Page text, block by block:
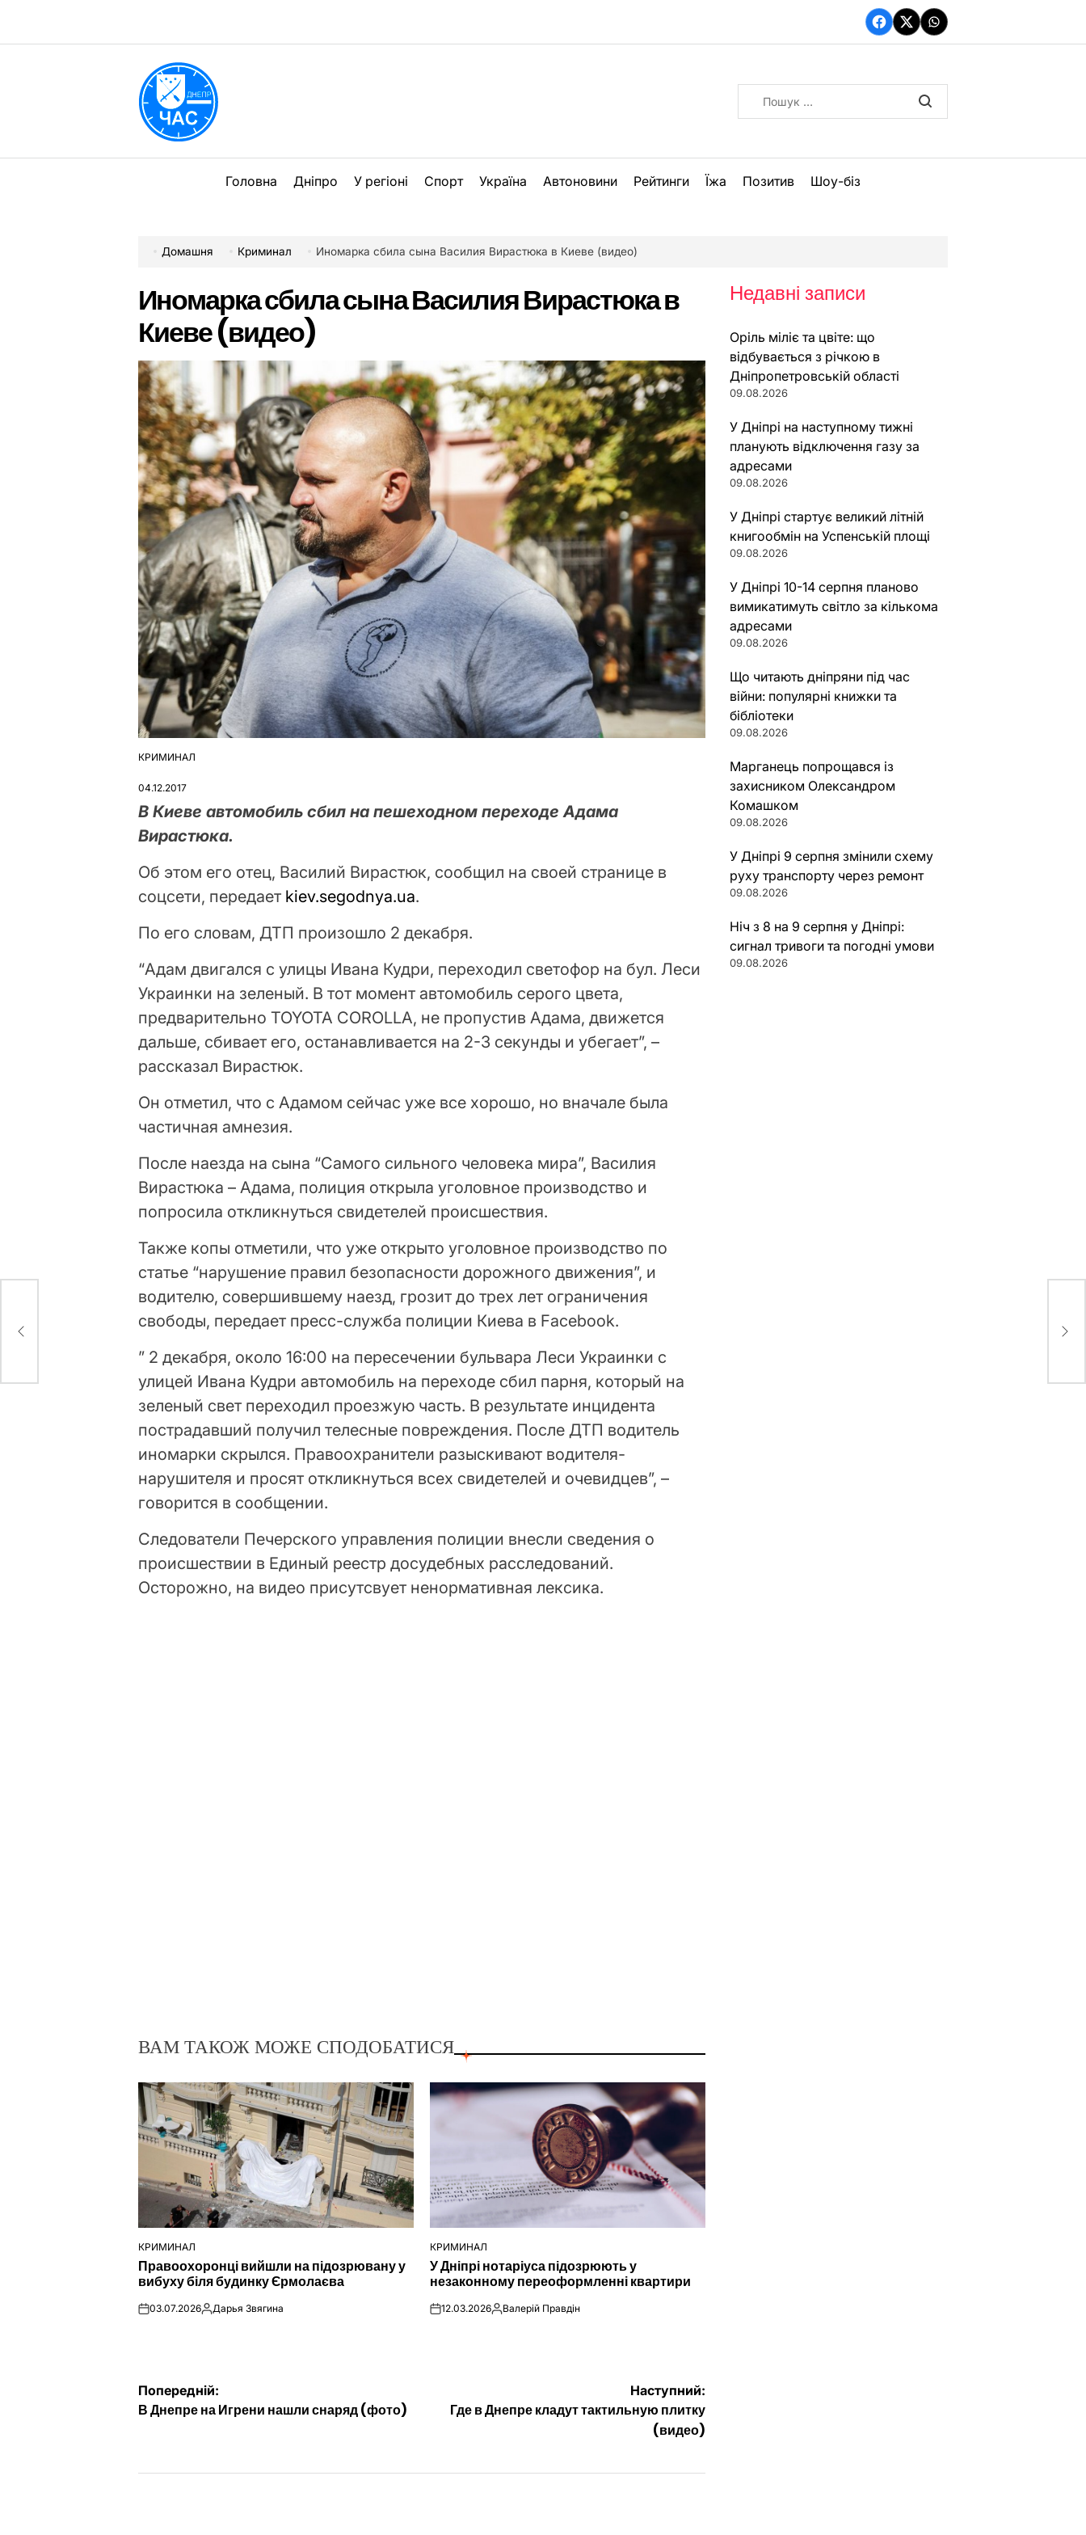
вмісту
Facebook
TwitterWhatsApp
Головна Дніпро У регіоні Спорт Україна Автоновини Рейтинги Їжа Позитив Шоу-біз
Домашня Криминал Иномарка сбила сына Василия Вирастюка в Киеве (видео)
Иномарка сбила сына Василия Вирастюка в
Киеве (видео)
ОПУБЛІКУВАТИ
КРИМИНАЛ
04.12.2017
В Киеве автомобиль сбил на пешеходном переходе Адама
Вирастюка.
Об этом его отец, Василий Вирастюк, сообщил на своей странице в
соцсети, передает kiev.segodnya.ua.
По его словам, ДТП произошло 2 декабря.
“Адам двигался с улицы Ивана Кудри, переходил светофор на бул. Леси
Украинки на зеленый. В тот момент автомобиль серого цвета,
предварительно TOYOTA COROLLA, не пропустив Адама, движется
дальше, сбивает его, останавливается на 2-3 секунды и убегает”, –
рассказал Вирастюк.
Он отметил, что с Адамом сейчас уже все хорошо, но вначале была
частичная амнезия.
После наезда на сына “Самого сильного человека мира”, Василия
Вирастюка – Адама, полиция открыла уголовное производство и
попросила откликнуться свидетелей происшествия.
Также копы отметили, что уже открыто уголовное производство по
статье “нарушение правил безопасности дорожного движения”, и
водителю, совершившему наезд, грозит до трех лет ограничения
свободы, передает пресс-служба полиции Киева в Facebook.
” 2 декабря, около 16:00 на пересечении бульвара Леси Украинки с
улицей Ивана Кудри автомобиль на переходе сбил парня, который на
зеленый свет переходил проезжую часть. В результате инцидента
пострадавший получил телесные повреждения. После ДТП водитель
иномарки скрылся. Правоохранители разыскивают водителя-
нарушителя и просят откликнуться всех свидетелей и очевидцев”, –
говорится в сообщении.
Следователи Печерского управления полиции внесли сведения о
происшествии в Единый реестр досудебных расследований.
Осторожно, на видео присутсвует ненормативная лексика.
ВАМ ТАКОЖ МОЖЕ СПОДОБАТИСЯ
ОПУБЛІКУВАТИ
КРИМИНАЛ
Правоохоронці вийшли на підозрювану у
вибуху біля будинку Єрмолаєва
on03.07.2026Опубліковано
Дарья Звягина
ОПУБЛІКУВАТИ
У
КРИМИНАЛ
У Дніпрі нотаріуса підозрюють у
незаконному переоформленні квартири
on12.03.2026Опубліковано
Валерій Правдін
Навігація
Попередній:
В Днепре на Игрени нашли снаряд (фото)
Наступний:
Где в Днепре кладут тактильную плитку
(видео)
Недавні записи
Оріль міліє та цвіте: що
відбувається з річкою в
Дніпропетровській області
09.08.2026
У Дніпрі на наступному тижні
планують відключення газу за
адресами
09.08.2026
У Дніпрі стартує великий літній
книгообмін на Успенській площі
09.08.2026
У Дніпрі 10-14 серпня планово
вимикатимуть світло за кількома
адресами
09.08.2026
Що читають дніпряни під час
війни: популярні книжки та
бібліотеки
09.08.2026
Марганець попрощався із
захисником Олександром
Комашком
09.08.2026
У Дніпрі 9 серпня змінили схему
руху транспорту через ремонт
09.08.2026
Ніч з 8 на 9 серпня у Дніпрі:
сигнал тривоги та погодні умови
09.08.2026